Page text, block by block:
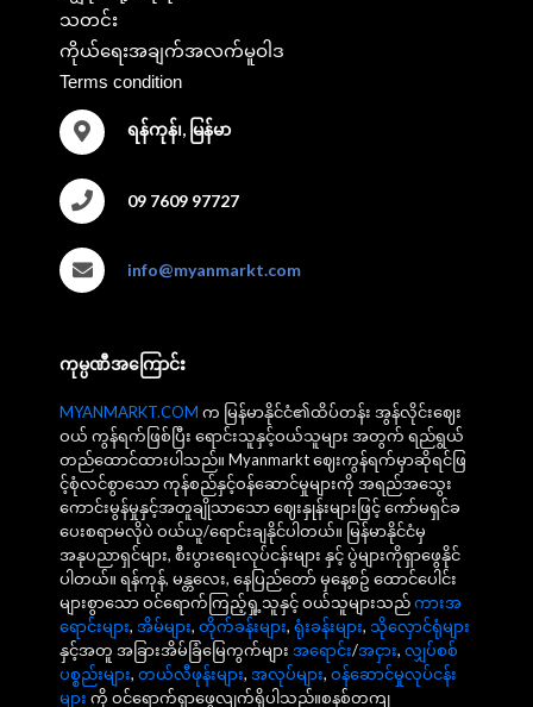
သတင်း
ကိုယ်ရေးအချက်အလက်မူဝါဒ
Terms condition
ရန်ကုန်၊, မြန်မာ
09 7609 97727
info@myanmarkt.com
ကုမ္ပဏီအကြောင်း
MYANMARKT.COM က မြန်မာနိုင်ငံ၏ထိပ်တန်း အွန်လိုင်းဈေး
ဝယ် ကွန်ရက်ဖြစ်ပြီး ရောင်းသူနှင့်ဝယ်သူများ အတွက် ရည်ရွယ်
တည်ထောင်ထားပါသည်။ Myanmarkt ဈေးကွန်ရက်မှာဆိုရင်ဖြ
င့်စုံလင်စွာသော ကုန်စည်နှင့်ဝန်ဆောင်မှုများကို အရည်အသွေး
ကောင်းမွန်မှုနှင့်အတူချိုသာသော ဈေးနှုန်းများဖြင့် ကော်မရှင်ခ
ပေးစရာမလိုပဲ ဝယ်ယူ/ရောင်းချနိုင်ပါတယ်။ မြန်မာနိုင်ငံမှ
အနုပညာရှင်များ, စီးပွားရေးလုပ်ငန်းများ နှင့် ပွဲများကိုရှာဖွေနိုင်
ပါတယ်။ ရန်ကုန်, မန္တလေး, နေပြည်တော် မှနေ့စဥ် ထောင်ပေါင်း
များစွာသော ဝင်ရောက်ကြည့်ရှု့သူနှင့် ဝယ်သူများသည်ကားအ
ရောင်းများ, အိမ်များ, တိုက်ခန်းများ, ရုံးခန်းများ, သိုလှောင်ရုံများ
နှင့်အတူ အခြားအိမ်ခြံမြေကွက်များ အရောင်း/အငှား, လျှပ်စစ်
ပစ္စည်းများ, တယ်လီဖုန်းများ, အလုပ်များ, ဝန်ဆောင်မှုလုပ်ငန်း
များ ကို ဝင်ရောက်ရှာဖွေလျက်ရှိပါသည်။စနစ်တကျ